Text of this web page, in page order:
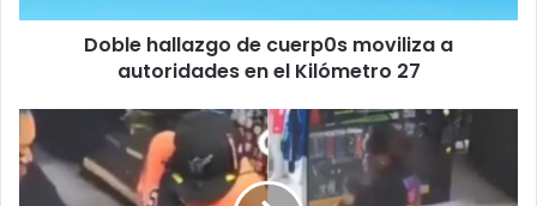
el
KilómetroDoble hallazgo de cuerp0s moviliza a
autoridades en el Kilómetro 27
Captan
a
dos
mujeres